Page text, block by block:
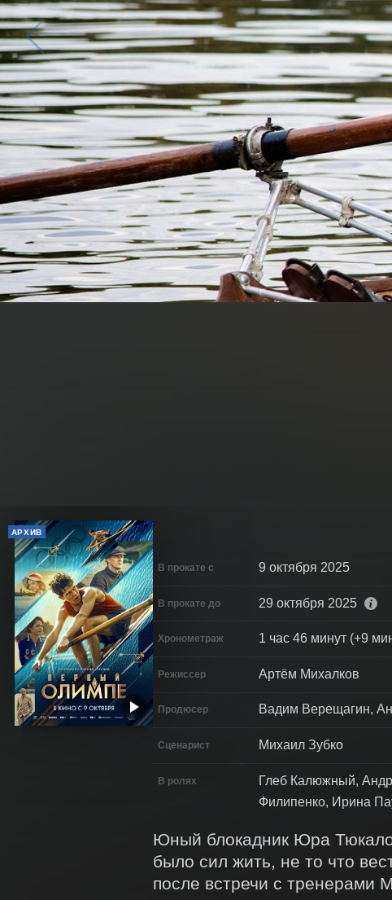
АРХИВ
В прокате с 9 октября 2025
В прокате до 29 октября 2025
Хронометраж 1 час 46 минут (+9
Режиссер Артём Михалков
Продюсер Вадим Верещагин,
Сценарист Михаил Зубко
В ролях
Глеб Калюжный,
Филипенко, Ирина
Юный блокадник Юра
было сил жить, не то что
после встречи с тренерами